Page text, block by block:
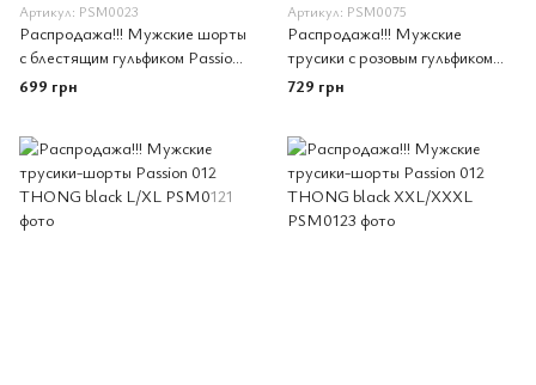
Артикул: PSM0023
Распродажа!!! Мужские шорты
с блестящим гульфиком Passion
002 SHORT black XXL/XXXL
699 грн
Артикул: PSM0075
Распродажа!!! Мужские
трусики с розовым гульфиком
Passion 007 THONG pink S/M -
Passion
729 грн